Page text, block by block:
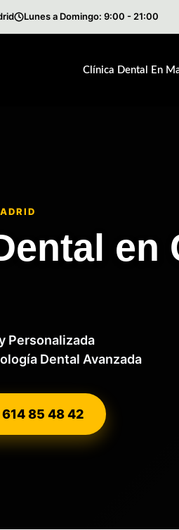
Lunes a Domingo: 9:00 - 21:00
Clínica Dental En
en
Personalizada
Dental Avanzada
614 85 48 42